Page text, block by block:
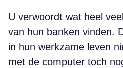
U verwoordt wat heel
van hun banken vinden.
in hun werkzame leven
met de computer toch